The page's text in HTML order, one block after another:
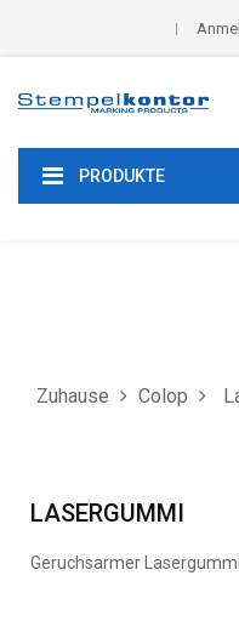
PRODUKTE
Zuhause Colop
LASERGUMMI
Geruchsarmer